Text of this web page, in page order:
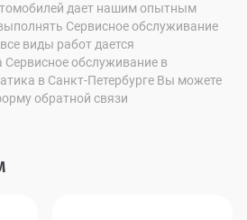
дает нашим опытным
Сервисное обслуживание
виды работ дается
Сервисное обслуживание в
в Санкт-Петербурге Вы можете
обратной связи